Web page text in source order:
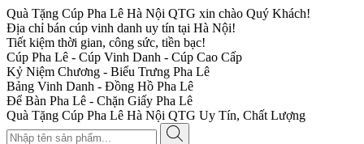
Quà Tặng Cúp Pha Lê Hà Nội QTG xin chào Quý Khách!
Địa chỉ bán cúp vinh danh uy tín tại Hà Nội!
Tiết kiệm thời gian, công sức, tiền bạc!
Cúp Pha Lê - Cúp Vinh Danh - Cúp Cao Cấp
Kỷ Niệm Chương - Biểu Trưng Pha Lê
Bảng Vinh Danh - Đồng Hồ Pha Lê
Để Bàn Pha Lê - Chặn Giấy Pha Lê
Quà Tặng Cúp Pha Lê Hà Nội QTG Uy Tín, Chất Lượng